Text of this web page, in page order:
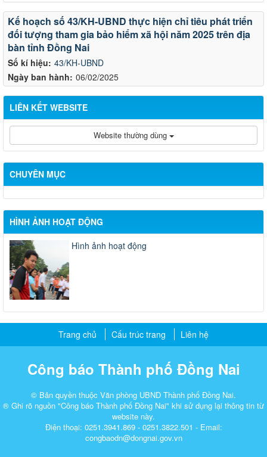
Số kí hiệu: 43/KH-UBND
Ngày ban hành: 06/02/2025
Kế hoạch số 43/KH-UBND thực hiện chỉ tiêu phát triển
đối tượng tham gia bảo hiểm xã hội năm 2025 trên địa
bàn tỉnh Đồng Nai
LIÊN KẾT WEBSITE
Website thường dùng
CHUYÊN MỤC
HÌNH ẢNH HOẠT ĐỘNG
Hình ảnh hoạt động
Trang chủ Cấu trúc trang Liên hệ
Công báo Thành phố Đồng Nai
© Bản quyền thuộc Văn phòng UBND Thành phố Đồng Nai.
® Ghi rõ nguồn "Công báo Thành phố Đồng Nai" khi sử dụng lại thông tin từ
website này.
Điện thoại: 0251.3941.869 - 0251.3822.501 - Email:
congbaodn@dongnai.gov.vn